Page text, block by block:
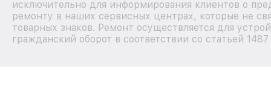
исключительно для информирования клиентов о
ремонту в наших сервисных центрах, которые не
товарных знаков. Ремонт осуществляется для
гражданский оборот в соответствии со статьей